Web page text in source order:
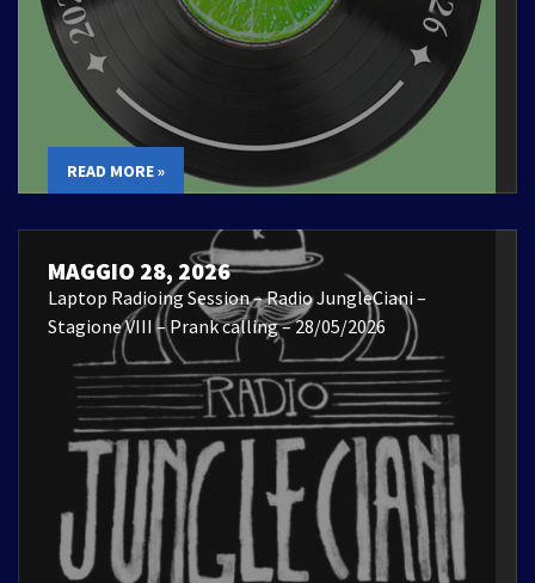
READ MORE »
MAGGIO 28, 2026
Laptop Radioing Session – Radio JungleCiani –
Stagione VIII – Prank calling – 28/05/2026